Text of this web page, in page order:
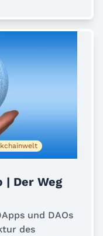
| Der Weg
und DAOs
des